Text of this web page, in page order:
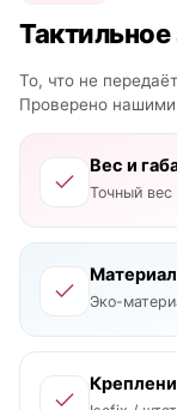
То, что не
Проверено нашими
Вес и
Точный
Эко-